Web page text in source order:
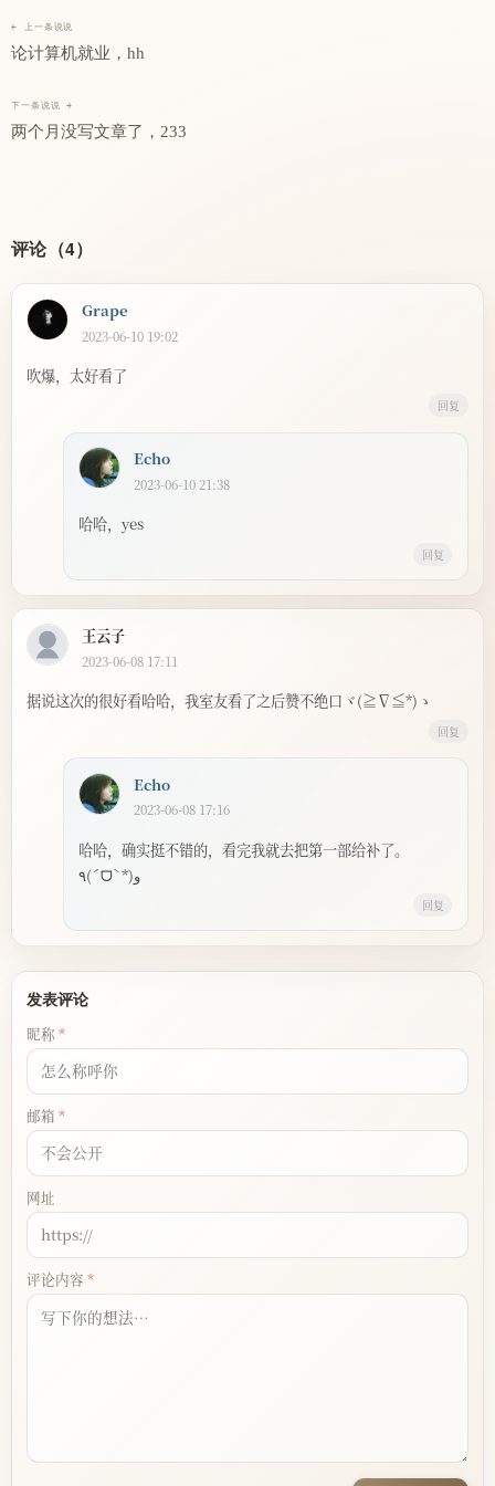
← 上一条说说
论计算机就业，hh
下一条说说 →
两个月没写文章了，233
评论（4）
Grape
2023-06-10 19:02
吹爆，太好看了
回复
Echo
2023-06-10 21:38
哈哈，yes
回复
王云子
2023-06-08 17:11
据说这次的很好看哈哈，我室友看了之后赞不绝口ヾ(≧∇≦*)ゝ
回复
Echo
2023-06-08 17:16
哈哈，确实挺不错的，看完我就去把第一部给补了。
٩(ˊᗜˋ*)و
回复
发表评论
昵称
邮箱
网址
评论内容